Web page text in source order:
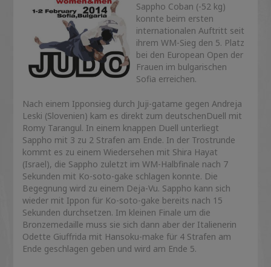
Sappho Coban (-52 kg)
konnte beim ersten
internationalen Auftritt seit
ihrem WM-Sieg den 5. Platz
bei den European Open der
Frauen im bulgarischen
Sofia erreichen.
Nach einem Ipponsieg durch Juji-gatame gegen Andreja
Leski (Slovenien) kam es direkt zum deutschenDuell mit
Romy Tarangul. In einem knappen Duell unterliegt
Sappho mit 3 zu 2 Strafen am Ende. In der Trostrunde
kommt es zu einem Wiedersehen mit Shira Hayat
(Israel), die Sappho zuletzt im WM-Halbfinale nach 7
Sekunden mit Ko-soto-gake schlagen konnte. Die
Begegnung wird zu einem Deja-Vu. Sappho kann sich
wieder mit Ippon für Ko-soto-gake bereits nach 15
Sekunden durchsetzen. Im kleinen Finale um die
Bronzemedaille muss sie sich dann aber der Italienerin
Odette Giuffrida mit Hansoku-make für 4 Strafen am
Ende geschlagen geben und wird am Ende 5.